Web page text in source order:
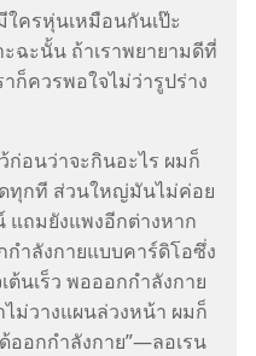
ใคร​หุ่น​เหมือน​กัน​เป๊ะ​
ะ​ฉะนั้น ถ้า​เรา​พยายาม​ดี​ที่​
ก็​ควร​พอ​ใจ​ไม่​ว่า​รูป​ร่าง​
ก่อน​ว่า​จะ​กิน​อะไร ผม​ก็​
ทุก​ที ส่วน​ใหญ่​มัน​ไม่​ค่อย​
แถม​ยัง​แพง​อีก​ต่าง​หาก
ำลัง​กาย​แบบ​คาร์ดิโอ​ซึ่ง​
ต้น​เร็ว พอ​ออก​กำลัง​กาย​
ม่​วาง​แผน​ล่วง​หน้า ผม​ก็​
ออก​กำลัง​กาย”—ลอเรน